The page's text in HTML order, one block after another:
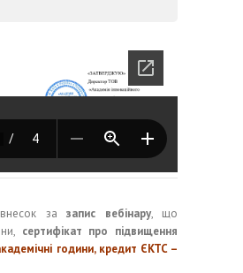
внесок зазапис вебінару, що
сертифікат про підвищення
години, кредит ЄКТС –